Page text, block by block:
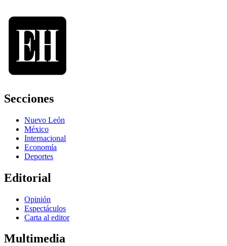
Secciones
Nuevo León
México
Internacional
Economía
Deportes
Editorial
Opinión
Espectáculos
Carta al editor
Multimedia